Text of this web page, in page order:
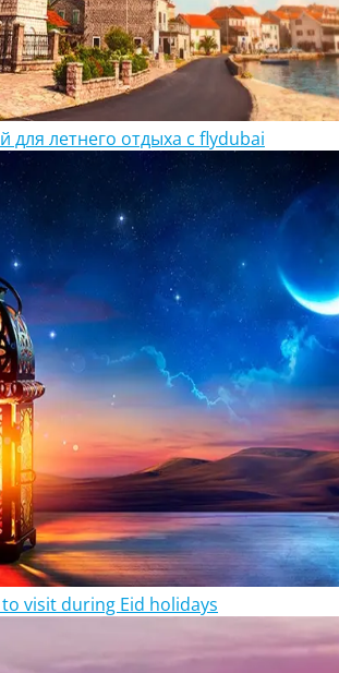
для летнего отдыха с flydubai
visit during Eid holidays